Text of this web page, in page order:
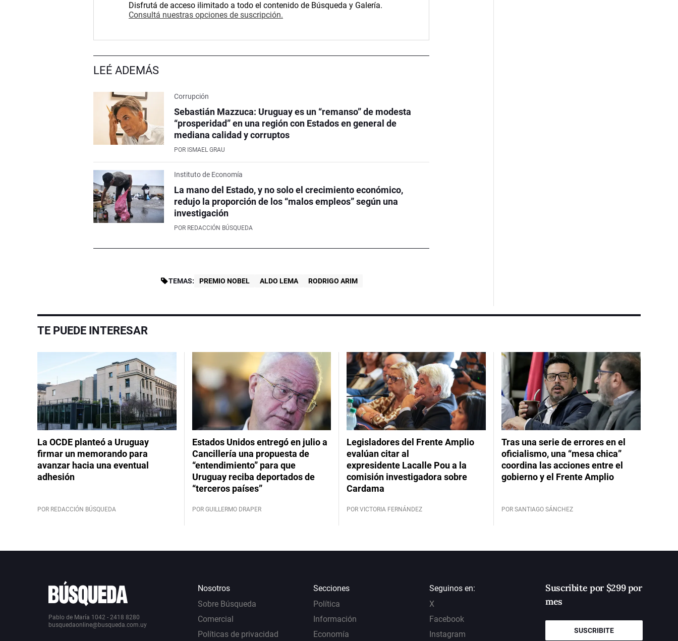
Disfrutá de acceso ilimitado a todo el contenido de Búsqueda y Galería.
Consultá nuestras opciones de suscripción.
LEÉ ADEMÁS
Corrupción
Sebastián Mazzuca: Uruguay es un “remanso” de modesta
“prosperidad” en una región con Estados en general de
mediana calidad y corruptos
POR ISMAEL GRAU
Instituto de Economía
La mano del Estado, y no solo el crecimiento económico,
redujo la proporción de los “malos empleos” según una
investigación
POR REDACCIÓN BÚSQUEDA
TEMAS: PREMIO NOBEL ALDO LEMA RODRIGO ARIM
TE PUEDE INTERESAR
La OCDE planteó a Uruguay
firmar un memorando para
avanzar hacia una eventual
adhesión
POR REDACCIÓN BÚSQUEDA
Estados Unidos entregó en julio a
Cancillería una propuesta de
“entendimiento” para que
Uruguay reciba deportados de
“terceros países”
POR GUILLERMO DRAPER
Legisladores del Frente Amplio
evalúan citar al
expresidente Lacalle Pou a la
comisión investigadora sobre
Cardama
POR VICTORIA FERNÁNDEZ
Tras una serie de errores en el
oficialismo, una “mesa chica”
coordina las acciones entre el
gobierno y el Frente Amplio
POR SANTIAGO SÁNCHEZ
Pablo de María 1042 - 2418 8280
busquedaonline@busqueda.com.uy
Nosotros
Sobre Búsqueda
Comercial
Políticas de privacidad
Secciones
Política
Información
Economía
Seguinos en:
X
Facebook
Instagram
Suscribite por $299 por
mes
SUSCRIBITE